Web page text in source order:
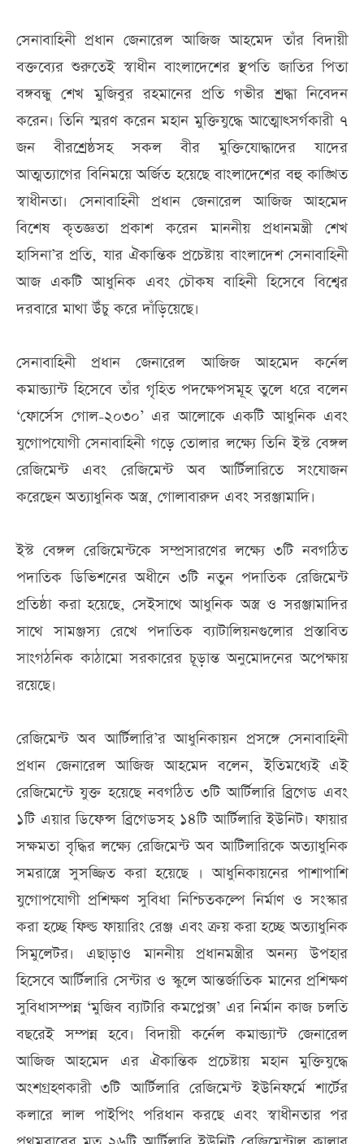
সেনাবাহিনী প্রধান জেনারেল আজিজ আহমেদ তাঁর বিদায়ী
বক্তব্যের শুরুতেই স্বাধীন বাংলাদেশের স্থপতি জাতির পিতা
বঙ্গবন্ধু শেখ মুজিবুর রহমানের প্রতি গভীর শ্রদ্ধা নিবেদন
করেন। তিনি স্মরণ করেন মহান মুক্তিযুদ্ধে আত্মোৎসর্গকারী ৭
জন বীরশ্রেষ্ঠসহ সকল বীর মুক্তিযোদ্ধাদের যাদের
আত্মত্যাগের বিনিময়ে অর্জিত হয়েছে বাংলাদেশের বহু কাঙ্খিত
স্বাধীনতা। সেনাবাহিনী প্রধান জেনারেল আজিজ আহমেদ
বিশেষ কৃতজ্ঞতা প্রকাশ করেন মাননীয় প্রধানমন্ত্রী শেখ
হাসিনা’র প্রতি, যার ঐকান্তিক প্রচেষ্টায় বাংলাদেশ সেনাবাহিনী
আজ একটি আধুনিক এবং চৌকষ বাহিনী হিসেবে বিশ্বের
দরবারে মাথা উঁচু করে দাঁড়িয়েছে।
সেনাবাহিনী প্রধান জেনারেল আজিজ আহমেদ কর্নেল
কমান্ড্যান্ট হিসেবে তাঁর গৃহিত পদক্ষেপসমূহ তুলে ধরে বলেন
‘ফোর্সেস গোল-২০৩০’ এর আলোকে একটি আধুনিক এবং
যুগোপযোগী সেনাবাহিনী গড়ে তোলার লক্ষ্যে তিনি ইস্ট বেঙ্গল
রেজিমেন্ট এবং রেজিমেন্ট অব আর্টিলারিতে সংযোজন
করেছেন অত্যাধুনিক অস্ত্র, গোলাবারুদ এবং সরঞ্জামাদি।
ইস্ট বেঙ্গল রেজিমেন্টকে সম্প্রসারণের লক্ষ্যে ৩টি নবগঠিত
পদাতিক ডিভিশনের অধীনে ৩টি নতুন পদাতিক রেজিমেন্ট
প্রতিষ্ঠা করা হয়েছে, সেইসাথে আধুনিক অস্ত্র ও সরঞ্জামাদির
সাথে সামঞ্জস্য রেখে পদাতিক ব্যাটালিয়নগুলোর প্রস্তাবিত
সাংগঠনিক কাঠামো সরকারের চূড়ান্ত অনুমোদনের অপেক্ষায়
রয়েছে।
রেজিমেন্ট অব আর্টিলারি’র আধুনিকায়ন প্রসঙ্গে সেনাবাহিনী
প্রধান জেনারেল আজিজ আহমেদ বলেন, ইতিমধ্যেই এই
রেজিমেন্টে যুক্ত হয়েছে নবগঠিত ৩টি আর্টিলারি ব্রিগেড এবং
১টি এয়ার ডিফেন্স ব্রিগেডসহ ১৪টি আর্টিলারি ইউনিট। ফায়ার
সক্ষমতা বৃদ্ধির লক্ষ্যে রেজিমেন্ট অব আটিলারিকে অত্যাধুনিক
সমরাস্ত্রে সুসজ্জিত করা হয়েছে । আধুনিকায়নের পাশাপাশি
যুগোপযোগী প্রশিক্ষণ সুবিধা নিশ্চিতকল্পে নির্মাণ ও সংস্কার
করা হচ্ছে ফিল্ড ফায়ারিং রেঞ্জ এবং ক্রয় করা হচ্ছে অত্যাধুনিক
সিমুলেটর। এছাড়াও মাননীয় প্রধানমন্ত্রীর অনন্য উপহার
হিসেবে আর্টিলারি সেন্টার ও স্কুলে আন্তর্জাতিক মানের প্রশিক্ষণ
সুবিধাসম্পন্ন ‘মুজিব ব্যাটারি কমপ্লেক্স’ এর নির্মান কাজ চলতি
বছরেই সম্পন্ন হবে। বিদায়ী কর্নেল কমান্ড্যান্ট জেনারেল
আজিজ আহমেদ এর ঐকান্তিক প্রচেষ্টায় মহান মুক্তিযুদ্ধে
অংশগ্রহণকারী ৩টি আর্টিলারি রেজিমেন্ট ইউনিফর্মে শার্টের
কলারে লাল পাইপিং পরিধান করছে এবং স্বাধীনতার পর